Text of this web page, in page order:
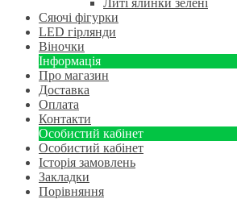
Литі ялинки зелені
Сяючі фігурки
LED гірлянди
Віночки
Інформація
Про магазин
Доставка
Оплата
Контакти
Особистий кабінет
Особистий кабінет
Історія замовлень
Закладки
Порівняння